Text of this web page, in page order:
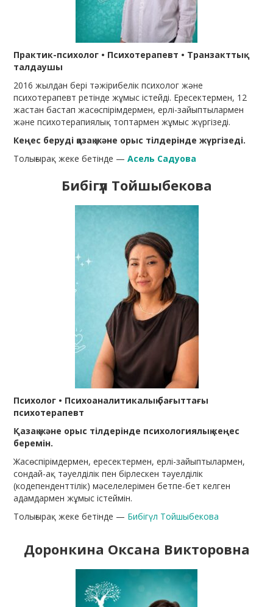
Практик-психолог • Психотерапевт • Транзакттық
талдаушы
2016 жылдан бері тәжірибелік психолог және
психотерапевт ретінде жұмыс істейді. Ересектермен, 12
жастан бастап жасөспірімдермен, ерлі-зайыптылармен
және психотерапиялық топтармен жұмыс жүргізеді.
Кеңес беруді қазақ және орыс тілдерінде жүргізеді.
Толығырақ жеке бетінде —Асель Садуова
Бибігүл Тойшыбекова
Психолог • Психоаналитикалық бағыттағы
психотерапевт
Қазақ және орыс тілдерінде психологиялық кеңес
беремін.
Жасөспірімдермен, ересектермен, ерлі-зайыптылармен,
сондай-ақ тәуелділік пен бірлескен тәуелділік
(кодепенденттілік) мәселелерімен бетпе-бет келген
адамдармен жұмыс істеймін.
Толығырақ жеке бетінде — Бибігүл Тойшыбекова
Доронкина Оксана Викторовна